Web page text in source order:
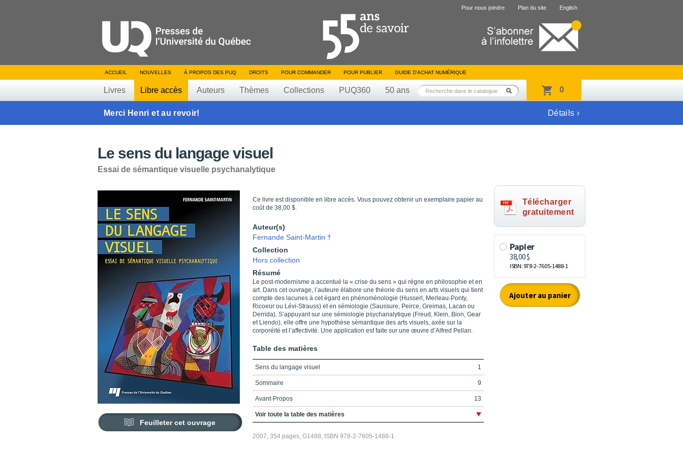
Pour nous joindre Plan du site English
ACCUEIL NOUVELLES À PROPOS DES PUQ DROITS POUR COMMANDER POUR PUBLIER GUIDE D’ACHAT NUMÉRIQUE
Livres Libre accès Auteurs Thèmes Collections PUQ360 50 ans 0
Merci Henri et au revoir! Détails ›
Le sens du langage visuel
Essai de sémantique visuelle psychanalytique
Feuilleter cet ouvrage
Ce livre est disponible en libre accès. Vous pouvez obtenir un exemplaire papier au
coût de 38,00 $.
Auteur(s)
Fernande Saint-Martin †
Collection
Hors collection
Résumé
Le post-modernisme a accentué la « crise du sens » qui règne en philosophie et en
art. Dans cet ouvrage, l’auteure élabore une théorie du sens en arts visuels qui tient
compte des lacunes à cet égard en phénoménologie (Husserl, Merleau-Ponty,
Ricoeur ou Lévi-Strauss) et en sémiologie (Saussure, Peirce, Greimas, Lacan ou
Derrida). S’appuyant sur une sémiologie psychanalytique (Freud, Klein, Bion, Gear
et Liendo), elle offre une hypothèse sémantique des arts visuels, axée sur la
corporéité et l’affectivité. Une application est faite sur une œuvre d’Alfred Pellan.
Table des matières
Sens du langage visuel 1
Sommaire 9
Avant-Propos 13
Chapitre 1 - Un renouveau herméneutique 17
Voir toute la table des matières
2007, 354 pages, G1488, ISBN 978-2-7605-1488-1
Télécharger
gratuitement